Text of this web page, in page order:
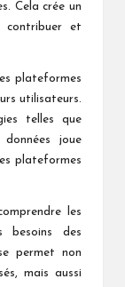
Cela crée un
contribuer et
plateformes
utilisateurs.
telles que
données joue
plateformes
les
besoins des
permet non
mais aussi